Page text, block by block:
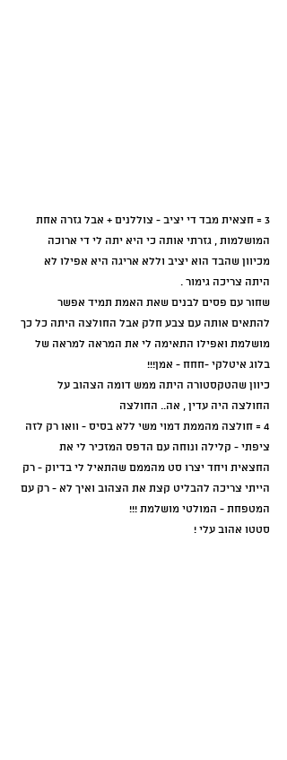
3 = חצאית מבד די יציב - צוללנים + אבל גזרה אחת
המושלמות , גזרתי אותה כי היא יתה לי די ארוכה
מכיוון שהבד הוא יציב וללא אריגה היא אפילו לא
היתה צריכה גימור .
שחור עם פסים לבנים שאת האמת תמיד אפשר
להתאים אותה עם צבע חלק אבל החולצה היתה כל כך
מושלמת ואפילו התאימה לי את המראה למראה של
בלוג איטלקי -חחח - אמן!!!
כיוון שהטקסטורה היתה ממש דומה הצהוב על
החולצה היה עדין , אה.. החולצה
4 = חולצה מהממת דמוי משי ללא בסיס - וואו רק לזה
ציפתי - קלילה ונוחה עם הדפס המזכיר לי את
החצאית ויחד יצרו סט מהממם שהתאיל לי בדיוק - רק
הייתי צריכה להבליט קצת את הצהוב ואיך לא - רק עם
המטפחת - המולטי מושלמת !!!
סטטו אהוב עלי !